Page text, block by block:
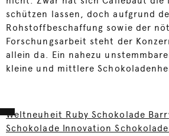
schützen lassen, doch aufgrund
Rohstoffbeschaffung sowie der
Forschungsarbeit steht der
allein da. Ein nahezu
kleine und mittlere
Weltneuheit Ruby Schokolade
Schokolade Innovation